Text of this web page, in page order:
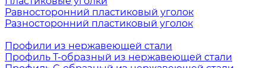
Равносторонний пластиковый уголок
Разносторонний пластиковый уголок
Профили из нержавеющей стали
Профиль Т-образный из нержавеющей стали